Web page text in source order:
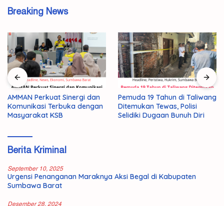
Breaking News
AMMAN Perkuat Sinergi dan
Komunikasi Terbuka dengan
Masyarakat KSB
Pemuda 19 Tahun di Taliwang
Ditemukan Tewas, Polisi
Selidiki Dugaan Bunuh Diri
Berita Kriminal
September 10, 2025
Urgensi Penanganan Maraknya Aksi Begal di Kabupaten
Sumbawa Barat
Desember 28, 2024